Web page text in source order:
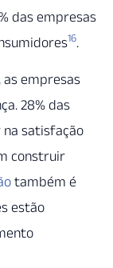
das empresas
16.
empresas
28% das
satisfação
construir
também é
estão